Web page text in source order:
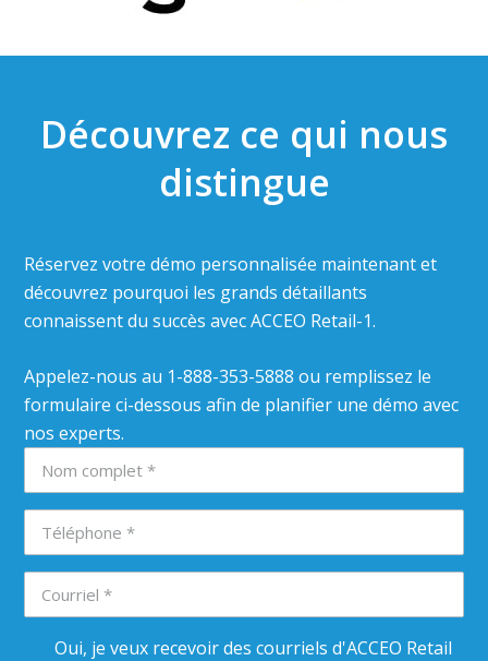
Découvrez ce qui nous
distingue
Réservez votre démo personnalisée maintenant et
découvrez pourquoi les grands détaillants
connaissent du succès avec ACCEO Retail-1.
Appelez-nous au 1-888-353-5888 ou remplissez le
formulaire ci-dessous afin de planifier une démo avec
nos experts.
Oui, je veux recevoir des courriels d'ACCEO Retail